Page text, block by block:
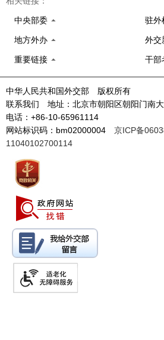
中央部委 驻外
地方外办 外交
重要链接 干部
中华人民共和国外交部 版权所有
联系我们 地址：北京市朝阳区朝阳门南
电话：+86-10-65961114
网站标识码：bm02000004 京ICP备
11040102700114